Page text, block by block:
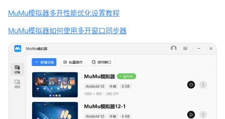
MuMu模拟器多开性能优化设置教程
MuMu模拟器如何使用多开窗口同步器